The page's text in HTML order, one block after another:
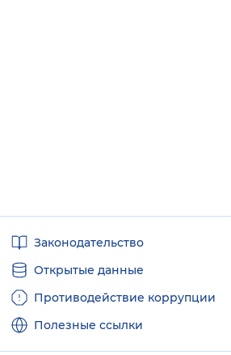
ссылкиЗаконодательство
Открытые данные
Противодействие коррупции
Полезные ссылки